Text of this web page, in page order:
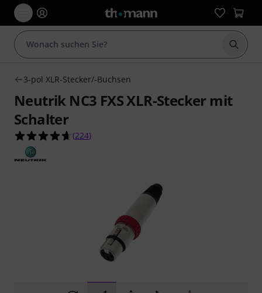
Suche
3-pol XLR-Stecker/-Buchsen
Neutrik NC3 FXS XLR-Stecker mit
Schalter
4.7 von 5 Sternen aus 224 Kundenbewertungen
(224)